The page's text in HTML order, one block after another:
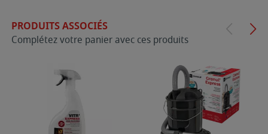
PRODUITS ASSOCIÉS
Complétez votre panier avec ces produits